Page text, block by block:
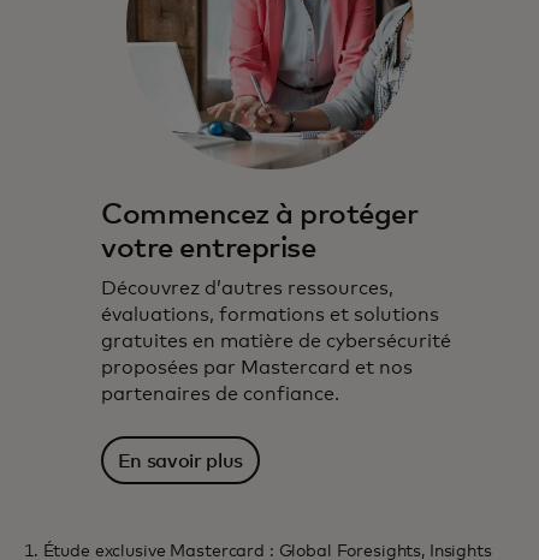
Commencez à protéger
votre entreprise
Découvrez d’autres ressources,
évaluations, formations et solutions
gratuites en matière de cybersécurité
proposées par Mastercard et nos
partenaires de confiance.
En savoir plus
1. Étude exclusive Mastercard : Global Foresights, Insights